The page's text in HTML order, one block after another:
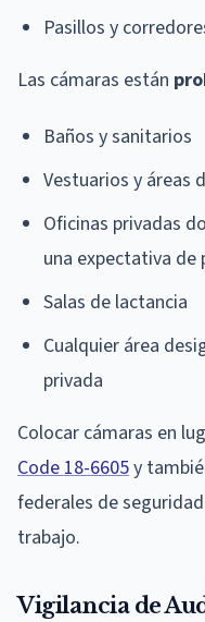
Pasillos y
Las cámaras están
Baños y sanitarios
Vestuarios y áreas
Oficinas privadas
una expectativa de
Salas de lactancia
Cualquier área
privada
Colocar cámaras en
Code 18-6605y
federales de
trabajo.
Vigilancia de